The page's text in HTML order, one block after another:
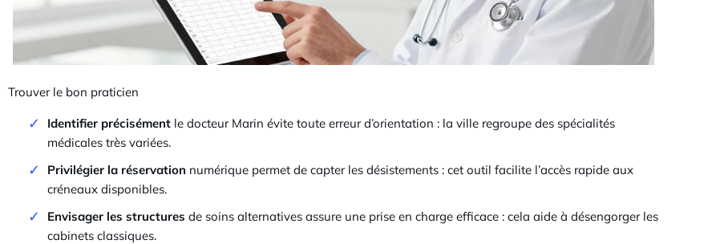
Trouver le bon praticien
Identifier précisément le docteur Marin évite toute erreur d’orientation : la ville regroupe des spécialités
médicales très variées.
Privilégier la réservation numérique permet de capter les désistements : cet outil facilite l’accès rapide aux
créneaux disponibles.
Envisager les structures de soins alternatives assure une prise en charge efficace : cela aide à désengorger les
cabinets classiques.